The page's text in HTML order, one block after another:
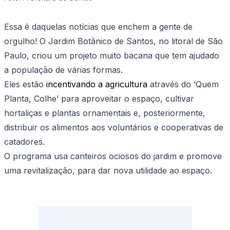
Essa é daquelas notícias que enchem a gente de
orgulho! O Jardim Botânico de Santos, no litoral de São
Paulo, criou um projeto muito bacana que tem ajudado
a população de várias formas.
Eles estão incentivando a agricultura através do ‘Quem
Planta, Colhe’ para aproveitar o espaço, cultivar
hortaliças e plantas ornamentais e, posteriormente,
distribuir os alimentos aos voluntários e cooperativas de
catadores.
O programa usa canteiros ociosos do jardim e promove
uma revitalização, para dar nova utilidade ao espaço.